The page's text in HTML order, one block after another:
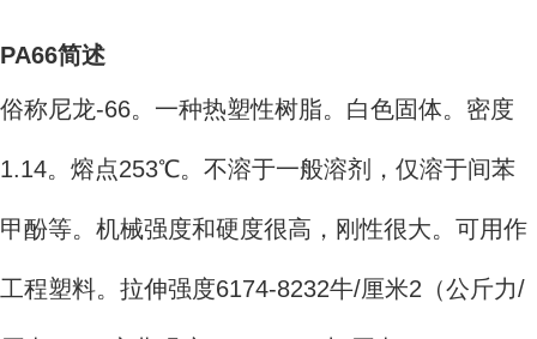
PA66简述
俗称尼龙-66。一种热塑性树脂。白色固体。密度
1.14。熔点253℃。不溶于一般溶剂，仅溶于间苯
甲酚等。机械强度和硬度很高，刚性很大。可用作
工程塑料。拉伸强度6174-8232牛/厘米2（公斤力/